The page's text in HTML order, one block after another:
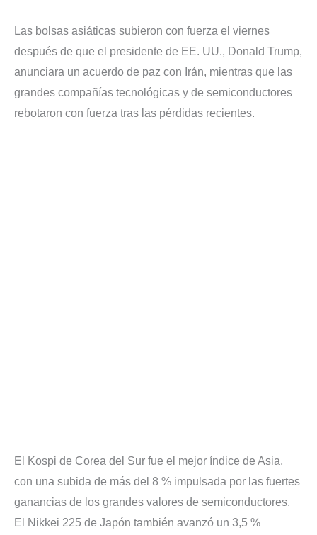
Las bolsas asiáticas subieron con fuerza el viernes
después de que el presidente de EE. UU., Donald Trump,
anunciara un acuerdo de paz con Irán, mientras que las
grandes compañías tecnológicas y de semiconductores
rebotaron con fuerza tras las pérdidas recientes.
El Kospi de Corea del Sur fue el mejor índice de Asia,
con una subida de más del 8 % impulsada por las fuertes
ganancias de los grandes valores de semiconductores.
El Nikkei 225 de Japón también avanzó un 3,5 %